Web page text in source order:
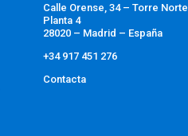
Calle Orense, 34 – Torre Norte
Planta 4
28020 – Madrid – España
+34 917 451 276
Contacta